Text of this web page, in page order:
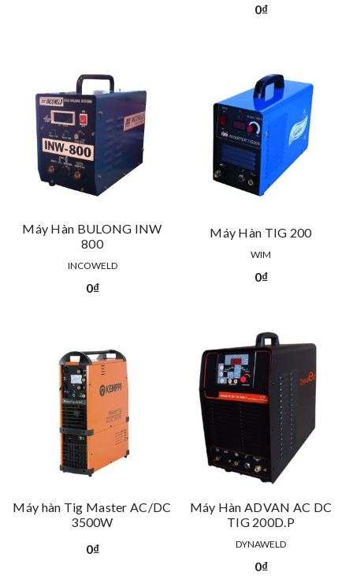
0₫
Máy Hàn BULONG INW
800
INCOWELD
0₫
Máy Hàn TIG 200
WIM
0₫
Máy hàn Tig Master AC/DC
3500W
0₫
Máy Hàn ADVAN AC DC
TIG 200D.P
DYNAWELD
0₫